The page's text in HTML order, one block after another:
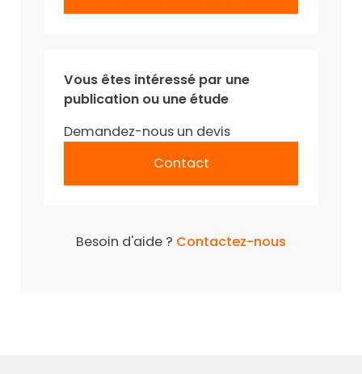
Vous êtes intéressé par une
publication ou une étude
Demandez-nous un devis
Contact
Besoin d'aide ? Contactez-nous